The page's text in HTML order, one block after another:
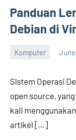
Panduan
Debian di
Komputer June
Hengky
Sistem Operasi
open source,
kali
artikel […]